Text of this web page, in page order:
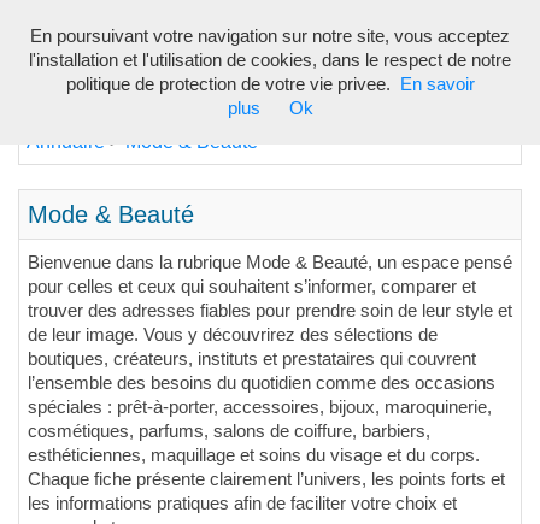
Annuaire > Mode & Beauté
Mode & Beauté
Bienvenue dans la rubrique Mode & Beauté, un espace pensé
pour celles et ceux qui souhaitent s’informer, comparer et
trouver des adresses fiables pour prendre soin de leur style et
de leur image. Vous y découvrirez des sélections de
boutiques, créateurs, instituts et prestataires qui couvrent
l’ensemble des besoins du quotidien comme des occasions
spéciales : prêt-à-porter, accessoires, bijoux, maroquinerie,
cosmétiques, parfums, salons de coiffure, barbiers,
esthéticiennes, maquillage et soins du visage et du corps.
Chaque fiche présente clairement l’univers, les points forts et
les informations pratiques afin de faciliter votre choix et
En poursuivant votre navigation sur notre site, vous acceptez
l'installation et l'utilisation de cookies, dans le respect de notre
politique de protection de votre vie privee.
En savoir
plus
Ok